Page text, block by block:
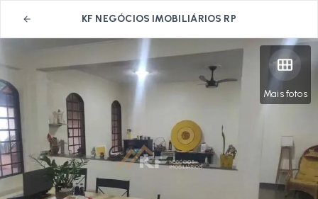
KF NEGÓCIOS IMOBILIÁRIOS RP
Mais fotos